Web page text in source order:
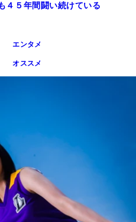
４５年間闘い続けている
エンタメ
オススメ